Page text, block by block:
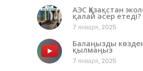
АЭС Қазақстан
қалай әсер етеді?
7 января, 2025
Балаңызды
қылмаңыз
7 января, 2025